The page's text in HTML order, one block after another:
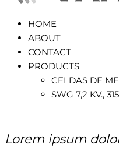
VapaVen
HOME
ABOUT
CONTACT
PRODUCTS
CELDAS DE
SWG 7,2 KV.,
Lorem ipsum